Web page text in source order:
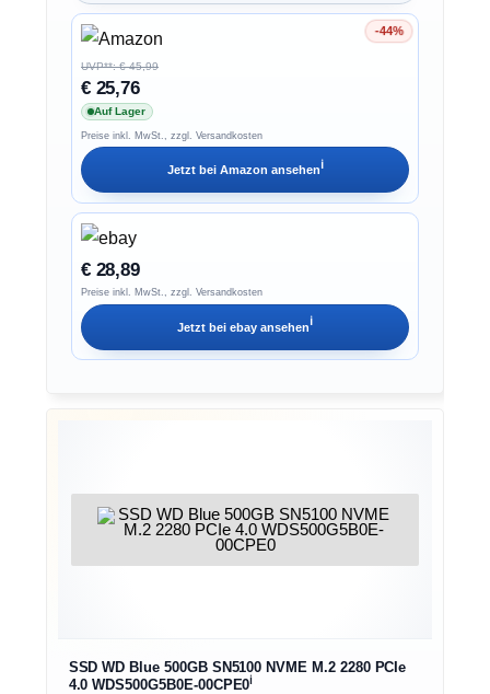
-44%
Ersparnis 44%
UVP**: € 45,99
€ 25,76
Auf Lager
Preise inkl. MwSt., zzgl. Versandkosten
Jetzt bei Amazon ansehenℹ︎
€ 28,89
Preise inkl. MwSt., zzgl. Versandkosten
Jetzt bei ebay ansehenℹ︎
SSD WD Blue 500GB SN5100 NVME M.2 2280 PCIe
4.0 WDS500G5B0E-00CPE0ℹ︎